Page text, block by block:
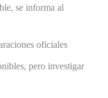
se informa al
oficiales
pero investigar